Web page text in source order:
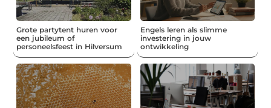
Grote partytent huren voor
een jubileum of
personeelsfeest in Hilversum
Engels leren als slimme
investering in jouw
ontwikkeling